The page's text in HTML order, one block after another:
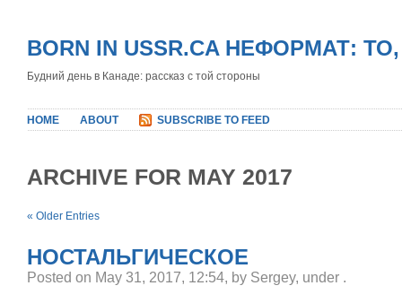
BORN IN USSR.CA НЕФОРМАТ:
Будний день в Канаде: рассказ с той стороны
HOME ABOUT SUBSCRIBE TO FEED
ARCHIVE FOR MAY 2017
« Older Entries
НОСТАЛЬГИЧЕСКОЕ
Posted on May 31, 2017, 12:54, by Sergey, under .